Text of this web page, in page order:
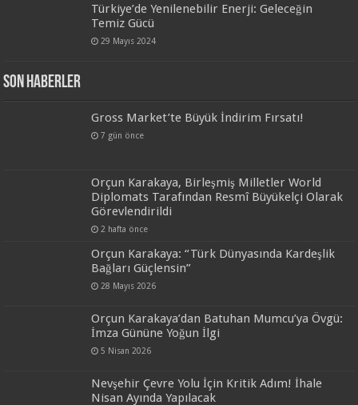
Türkiye’de Yenilenebilir Enerji: Geleceğin
Temiz Gücü
29 Mayıs 2024
Son Haberler
Gross Market’te Büyük İndirim Fırsatı!
7 gün önce
Orçun Karakaya, Birleşmiş Milletler World
Diplomats Tarafından Resmî Büyükelçi Olarak
Görevlendirildi
2 hafta önce
Orçun Karakaya: “Türk Dünyasında Kardeşlik
Bağları Güçlensin”
28 Mayıs 2026
Orçun Karakaya’dan Batuhan Mumcu’ya Övgü:
İmza Gününe Yoğun İlgi
5 Nisan 2026
Nevşehir Çevre Yolu İçin Kritik Adım! İhale
Nisan Ayında Yapılacak